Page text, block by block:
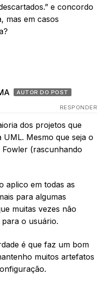
e concordo
mas em casos
AUTOR DO POST
RESPONDER
dos projetos que
Mesmo que seja o
(rascunhando
aplico em todas as
para algumas
muitas vezes não
o usuário.
é que faz um bom
muitos artefatos